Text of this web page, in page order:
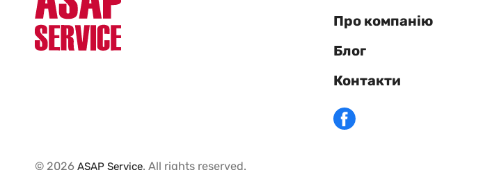
Про компанію
Блог
Контакти
© 2026 ASAP Service. All rights reserved.